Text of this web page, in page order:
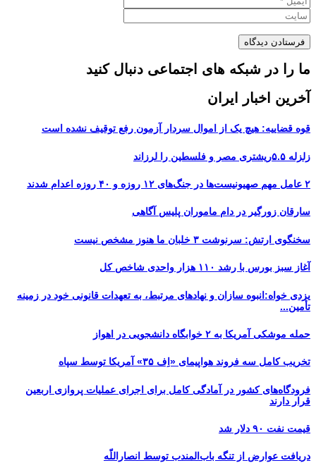
ما را در شبکه های اجتماعی دنبال کنید
آخرین اخبار ایران
قوه قضاییه: هیچ یک از اموال سردار آزمون رفع توقیف نشده است
زلزله ۵.۵ریشتری مصر و فلسطین را لرزاند
۲ عامل مهم صهیونیست‌ها در جنگ‌های ۱۲ روزه و ۴۰ روزه اعدام شدند
سارقان زورگیر در دام ماموران پلیس آگاهی
سخنگوی ارتش: سرنوشت ۳ خلبان ما هنوز مشخص نیست
آغاز سبز بورس با رشد ۱۱۰ هزار واحدی شاخص کل
یزدی خواه:انبوه سازان و نهادهای مرتبط، به تعهدات قانونی خود در زمینه
تأمین...
حمله موشکی آمریکا به ۲ خوابگاه دانشجویی در اهواز
تخریب کامل سه فروند هواپیمای «اِف ۳۵» آمریکا توسط سپاه
فرودگاه‌های کشور در آمادگی کامل برای اجرای عملیات پروازی اربعین
قرار دارند
قیمت نفت ۹۰ دلار شد
دریافت عوارض از تنگه باب‌المندب توسط انصاراللّه